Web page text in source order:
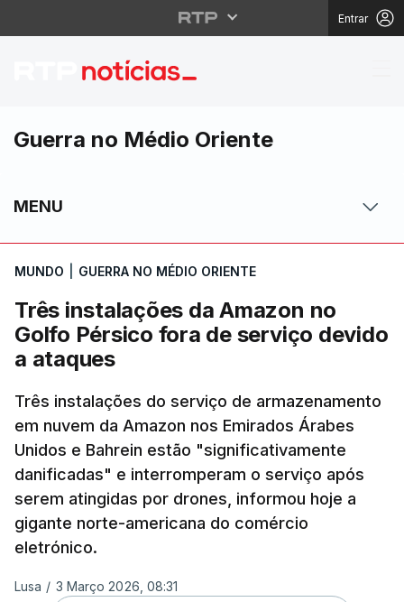
Entrar
Três instalações da
Guerra no Médio Oriente
MENU
MUNDO GUERRA NO MÉDIO ORIENTE
Três instalações da Amazon no
Golfo Pérsico fora de serviço devido
a ataques
Três instalações do serviço de armazenamento
em nuvem da Amazon nos Emirados Árabes
Unidos e Bahrein estão "significativamente
danificadas" e interromperam o serviço após
serem atingidas por drones, informou hoje a
gigante norte-americana do comércio
eletrónico.
Lusa / 3 Março 2026, 08:31